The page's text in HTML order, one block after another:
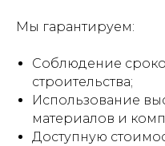
Мы гарантируем:
Соблюдение
строительства;
Использование
материалов и
Доступную